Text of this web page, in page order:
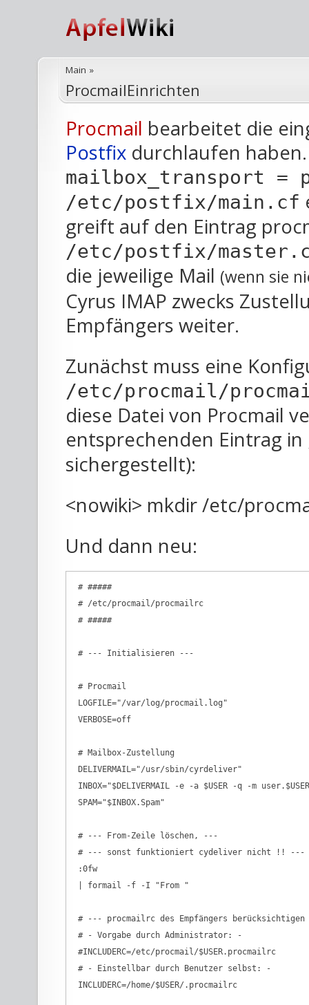
Main »
ProcmailEinrichten
Procmail bearbeitet die
Postfix durchlaufen
mailbox_transport =
/etc/postfix/main.cf
greift auf den Eintrag
/etc/postfix/
die jeweilige Mail (wenn sie
Cyrus IMAP zwecks
Empfängers weiter.
Zunächst muss eine
/etc/procmail/
diese Datei von Procmail
entsprechenden Eintrag in
sichergestellt):
<nowiki> mkdir /etc/
Und dann neu:
# #####
# /etc/procmail/procmailrc
# #####
# --- Initialisieren ---
# Procmail
LOGFILE="/var/log/procmail.log"
VERBOSE=off
# Mailbox-Zustellung
DELIVERMAIL="/usr/sbin/cyrdeliver"
INBOX="$DELIVERMAIL -e -a $USER -q -m
SPAM="$INBOX.Spam"
# --- From-Zeile löschen, ---
# --- sonst funktioniert cydeliver nicht !! ---
:0fw
| formail -f -I "From "
# --- procmailrc des Empfängers
# - Vorgabe durch Administrator: -
#INCLUDERC=/etc/procmail/$USER.procmailrc
# - Einstellbar durch Benutzer selbst: -
INCLUDERC=/home/$USER/.procmailrc